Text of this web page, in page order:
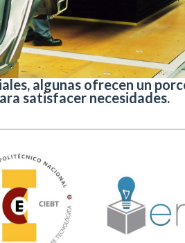
algunas ofrecen un
satisfacer necesidades.